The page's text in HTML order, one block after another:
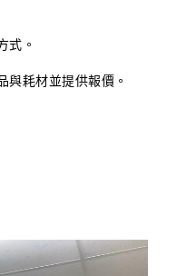
式。
與耗材並提供報價。